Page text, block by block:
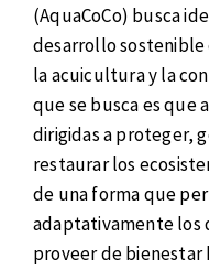
(AquaCoCo) busca
desarrollo sostenible
la acuicultura y la
que se busca es que
dirigidas a proteger,
restaurar los
de una forma que
adaptativamente los
proveer de bienestar